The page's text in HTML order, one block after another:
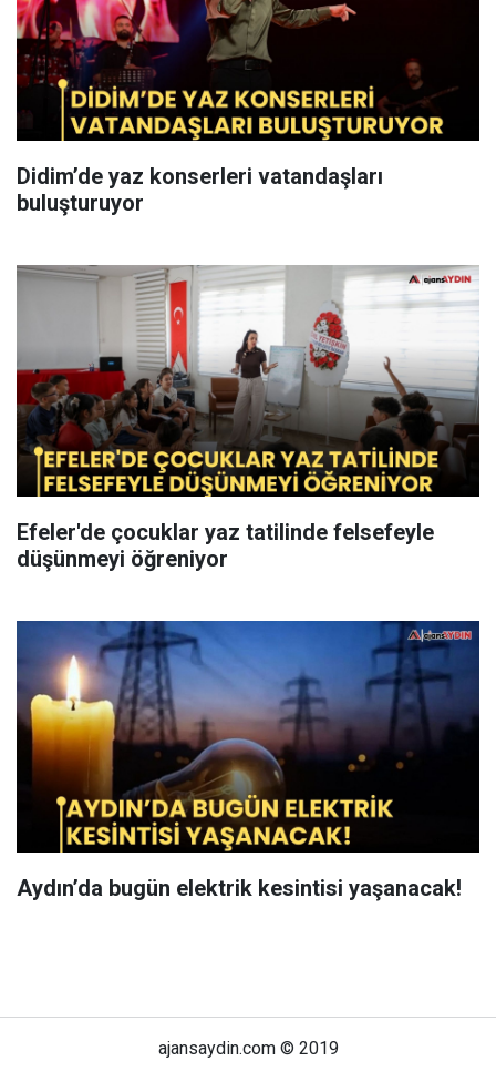
Didim’de yaz konserleri vatandaşları
buluşturuyor
Efeler'de çocuklar yaz tatilinde felsefeyle
düşünmeyi öğreniyor
Aydın’da bugün elektrik kesintisi yaşanacak!
ajansaydin.com © 2019